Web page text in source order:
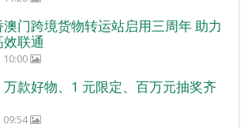
门跨境货物转运站启用三周年 助力
联通
10:00
款好物、1 元限定、百万元抽奖齐
09:54